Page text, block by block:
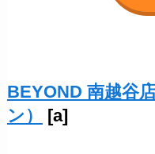
BEYOND 南越谷
ン）
[a]